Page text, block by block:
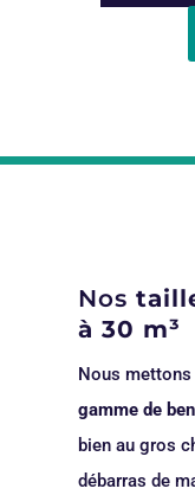
Nos
à 30 m³
Nous
gamme de
bien au gros
débarras de